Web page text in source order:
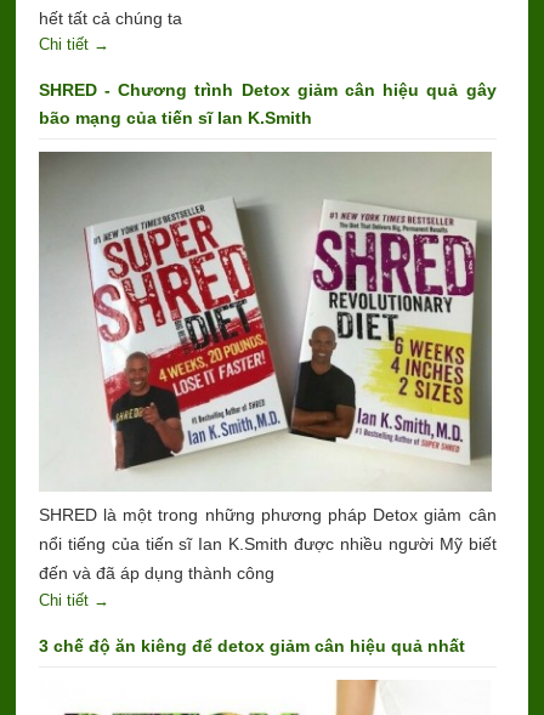
hết tất cả chúng ta
Chi tiết →
SHRED - Chương trình Detox giảm cân hiệu quả gây
bão mạng của tiến sĩ Ian K.Smith
SHRED là một trong những phương pháp Detox giảm cân
nổi tiếng của tiến sĩ Ian K.Smith được nhiều người Mỹ biết
đến và đã áp dụng thành công
Chi tiết →
3 chế độ ăn kiêng để detox giảm cân hiệu quả nhất